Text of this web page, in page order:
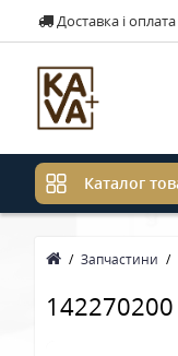
Доставка і оплата
Каталог
Запчастини